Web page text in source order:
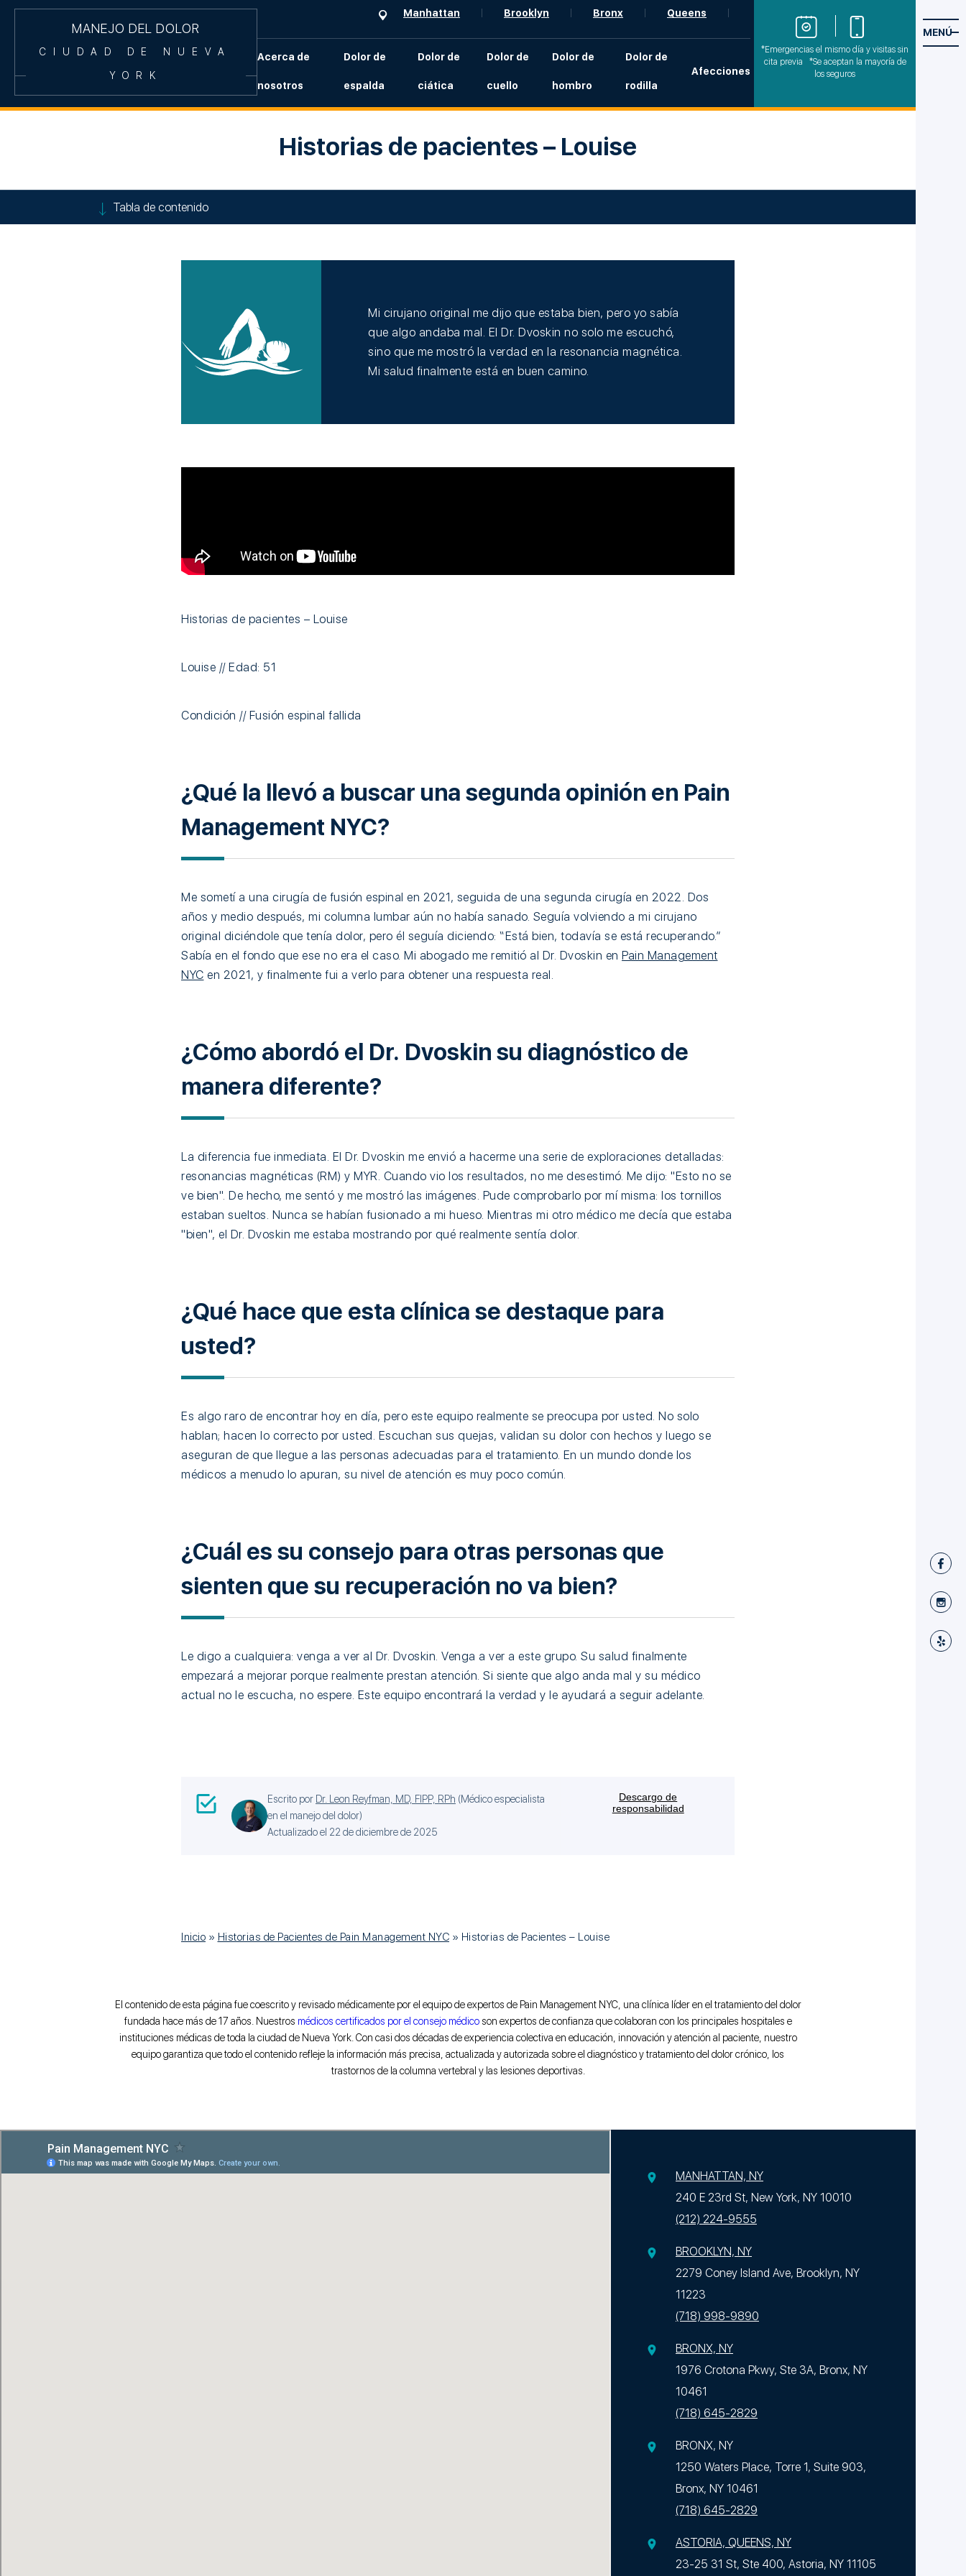
MANEJO DEL DOLOR
CIUDAD DE NUEVA
YORK
Manhattan Brooklyn Bronx Queens
Acerca de
nosotros
Dolor de
espalda
Dolor de
ciática
Dolor de
cuello
Dolor de
hombro
Dolor de
rodilla
Afecciones
*Emergencias el mismo día y visitas sin
cita previa *Se aceptan la mayoría de
los seguros
MENÚ
Historias de pacientes – Louise
Tabla de contenido
Mi cirujano original me dijo que estaba bien, pero yo sabía
que algo andaba mal. El Dr. Dvoskin no solo me escuchó,
sino que me mostró la verdad en la resonancia magnética.
Mi salud finalmente está en buen camino.
Historias de pacientes – Louise
Louise // Edad: 51
Condición // Fusión espinal fallida
¿Qué la llevó a buscar una segunda opinión en Pain
Management NYC?
Me sometí a una cirugía de fusión espinal en 2021, seguida de una segunda cirugía en 2022. Dos
años y medio después, mi columna lumbar aún no había sanado. Seguía volviendo a mi cirujano
original diciéndole que tenía dolor, pero él seguía diciendo: “Está bien, todavía se está recuperando.”
Sabía en el fondo que ese no era el caso. Mi abogado me remitió al Dr. Dvoskin en Pain Management
NYC en 2021, y finalmente fui a verlo para obtener una respuesta real.
¿Cómo abordó el Dr. Dvoskin su diagnóstico de
manera diferente?
La diferencia fue inmediata. El Dr. Dvoskin me envió a hacerme una serie de exploraciones detalladas:
resonancias magnéticas (RM) y MYR. Cuando vio los resultados, no me desestimó. Me dijo: "Esto no se
ve bien". De hecho, me sentó y me mostró las imágenes. Pude comprobarlo por mí misma: los tornillos
estaban sueltos. Nunca se habían fusionado a mi hueso. Mientras mi otro médico me decía que estaba
"bien", el Dr. Dvoskin me estaba mostrando por qué realmente sentía dolor.
¿Qué hace que esta clínica se destaque para
usted?
Es algo raro de encontrar hoy en día, pero este equipo realmente se preocupa por usted. No solo
hablan; hacen lo correcto por usted. Escuchan sus quejas, validan su dolor con hechos y luego se
aseguran de que llegue a las personas adecuadas para el tratamiento. En un mundo donde los
médicos a menudo lo apuran, su nivel de atención es muy poco común.
¿Cuál es su consejo para otras personas que
sienten que su recuperación no va bien?
Le digo a cualquiera: venga a ver al Dr. Dvoskin. Venga a ver a este grupo. Su salud finalmente
empezará a mejorar porque realmente prestan atención. Si siente que algo anda mal y su médico
actual no le escucha, no espere. Este equipo encontrará la verdad y le ayudará a seguir adelante.
Escrito por Dr. Leon Reyfman, MD, FIPP, RPh (Médico especialista
en el manejo del dolor)
Actualizado el 22 de diciembre de 2025
Descargo de
responsabilidad
Inicio » Historias de Pacientes de Pain Management NYC » Historias de Pacientes – Louise
El contenido de esta página fue coescrito y revisado médicamente por el equipo de expertos de Pain Management NYC, una clínica líder en el tratamiento del dolor
fundada hace más de 17 años. Nuestros médicos certificados por el consejo médicoson expertos de confianza que colaboran con los principales hospitales e
instituciones médicas de toda la ciudad de Nueva York. Con casi dos décadas de experiencia colectiva en educación, innovación y atención al paciente, nuestro
equipo garantiza que todo el contenido refleje la información más precisa, actualizada y autorizada sobre el diagnóstico y tratamiento del dolor crónico, los
trastornos de la columna vertebral y las lesiones deportivas.
MANHATTAN, NY
240 E 23rd St, New York, NY 10010
(212) 224-9555
BROOKLYN, NY
2279 Coney Island Ave, Brooklyn, NY
11223
(718) 998-9890
BRONX, NY
1976 Crotona Pkwy, Ste 3A, Bronx, NY
10461
(718) 645-2829
BRONX, NY
1250 Waters Place, Torre 1, Suite 903,
Bronx, NY 10461
(718) 645-2829
ASTORIA, QUEENS, NY
23-25 31 St, Ste 400, Astoria, NY 11105